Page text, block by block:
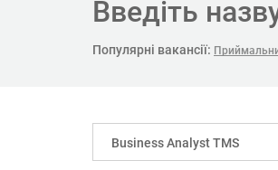
Введіть
Популярні вакансії:
Business Analyst TMS